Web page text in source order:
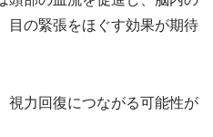
目の緊張をほぐす効果が期待
視力回復につながる可能性が